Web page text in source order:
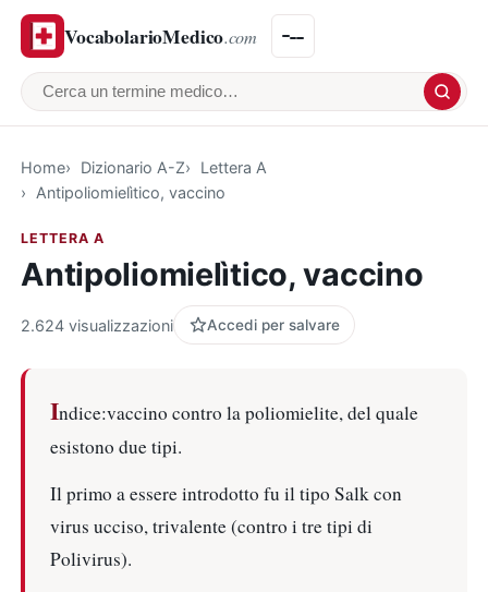
VocabolarioMedico.com
Cerca un termine medico
Home Dizionario A-Z
Lettera A
Antipoliomielìtico, vaccino
LETTERA A
Antipoliomielìtico, vaccino
2.624 visualizzazioni Accedi per salvare
Indice:vaccino contro la poliomielite, del quale
esistono due tipi.
Il primo a essere introdotto fu il tipo Salk con
virus ucciso, trivalente (contro i tre tipi di
Polivirus).